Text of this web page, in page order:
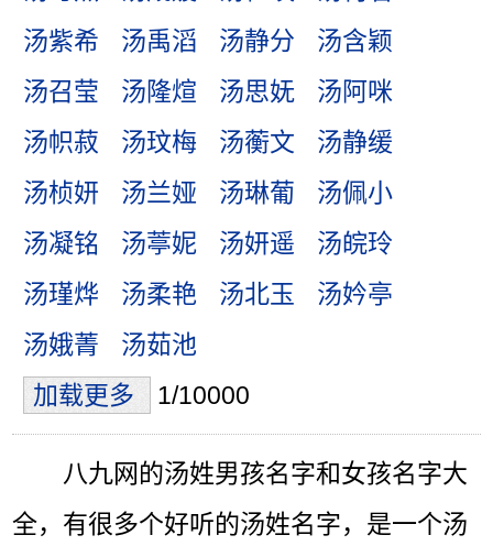
汤紫希
汤禹滔 汤静分
汤含颖
汤召莹
汤隆煊 汤思妩
汤阿咪
汤帜菽
汤玟梅 汤蘅文
汤静缓
汤桢妍
汤兰娅 汤琳葡
汤佩小
汤凝铭
汤葶妮 汤妍遥
汤皖玲
汤瑾烨
汤柔艳 汤北玉
汤妗亭
汤娥菁
汤茹池
加载更多
1/10000
八九网的汤姓男孩名字和女孩名字大
全，有很多个好听的汤姓名字，是一个汤